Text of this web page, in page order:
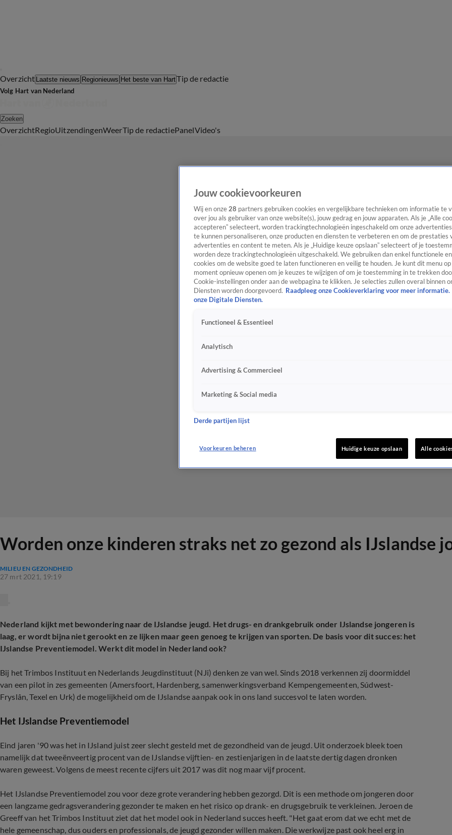
Overzicht Laatste nieuws Regionieuws Het beste van HartTip de redactie
Volg Hart van Nederland
Zoeken
OverzichtRegioUitzendingenWeerTip de redactiePanelVideo's
Worden onze kinderen straks net zo gezond als IJslandse
MILIEU EN GEZONDHEID
27 mrt 2021, 19:19
Nederland kijkt met bewondering naar de IJslandse jeugd. Het drugs- en drankgebruik onder IJslandse jongeren is
laag, er wordt bijna niet gerookt en ze lijken maar geen genoeg te krijgen van sporten. De basis voor dit succes: het
IJslandse Preventiemodel. Werkt dit model in Nederland ook?
Bij het Trimbos Instituut en Nederlands Jeugdinstituut (NJi) denken ze van wel. Sinds 2018 verkennen zij doormiddel
van een pilot in zes gemeenten (Amersfoort, Hardenberg, samenwerkingsverband Kempengemeenten, Súdwest-
Fryslân, Texel en Urk) de mogelijkheid om de IJslandse aanpak ook in ons land succesvol te laten worden.
Het IJslandse Preventiemodel
Eind jaren '90 was het in IJsland juist zeer slecht gesteld met de gezondheid van de jeugd. Uit onderzoek bleek toen
namelijk dat tweeënveertig procent van de IJslandse vijftien- en zestienjarigen in de laatste dertig dagen dronken
waren geweest. Volgens de meest recente cijfers uit 2017 was dit nog maar vijf procent.
Het IJslandse Preventiemodel zou voor deze grote verandering hebben gezorgd. Dit is een methode om jongeren door
een langzame gedragsverandering gezonder te maken en het risico op drank- en drugsgebruik te verkleinen. Jeroen de
Greeff van het Trimbos Instituut ziet dat het model ook in Nederland succes heeft. "Het gaat erom dat we echt met de
hele gemeenschap, dus ouders en professionals, de jeugd gezonder willen maken. Die werkwijze past ook heel erg in
Jouw cookievoorkeuren
Wij en onze 28 partners gebruiken cookies en vergelijkbare technieken om informatie te
over jou als gebruiker van onze website(s), jouw gedrag en jouw apparaten. Als je „Alle
accepteren” selecteert, worden trackingtechnologieën ingeschakeld om onze
te kunnen personaliseren, onze producten en diensten te verbeteren en om de prestaties
advertenties en content te meten. Als je „Huidige keuze opslaan” selecteert of je
worden deze trackingtechnologieën uitgeschakeld. We gebruiken dan enkel functionele
cookies om de website goed te laten functioneren en veilig te houden. Je kunt dit menu
moment opnieuw openen om je keuzes te wijzigen of om je toestemming in te trekken
Cookie-instellingen onder aan de webpagina te klikken. Je selecties zullen overal binnen
Diensten worden doorgevoerd. Raadpleeg onze Cookieverklaring voor meer informatie.
onze Digitale Diensten.
Functioneel & Essentieel
Analytisch
Advertising & Commercieel
Marketing & Social media
Derde partijen lijst
Voorkeuren beheren Huidige keuze opslaan Alle